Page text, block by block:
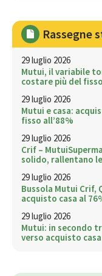
Rassegne
29 luglio 2026
Mutui, il variabile
costare più del
29 luglio 2026
Mutui e casa:
fisso all’88%
29 luglio 2026
Crif –
solido, rallentano
29 luglio 2026
Bussola Mutui Crif,
acquisto casa al
29 luglio 2026
Mutui: in secondo
verso acquisto casa